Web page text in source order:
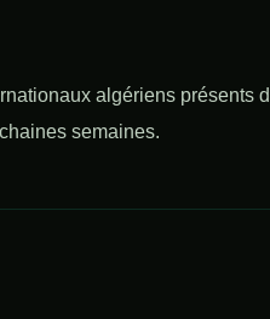
algériens présents
semaines.